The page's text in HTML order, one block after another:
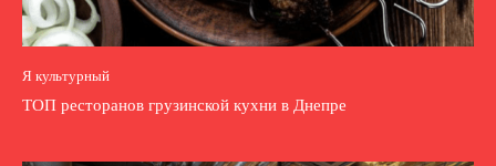
Я культурный
ТОП ресторанов грузинской кухни в Днепре